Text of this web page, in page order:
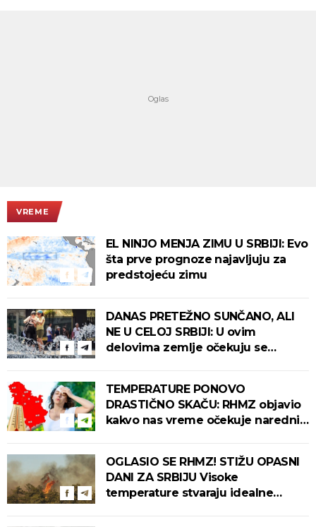
VREME
EL NINJO MENJA ZIMU U SRBIJI: Evo
šta prve prognoze najavljuju za
predstojeću zimu
DANAS PRETEŽNO SUNČANO, ALI
NE U CELOJ SRBIJI: U ovim
delovima zemlje očekuju se
TEMPERATURE PONOVO
DRASTIČNO SKAČU: RHMZ objavio
kakvo nas vreme očekuje narednih
OGLASIO SE RHMZ! STIŽU OPASNI
DANI ZA SRBIJU Visoke
temperature stvaraju idealne